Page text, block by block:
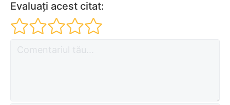
Evaluați acest citat: